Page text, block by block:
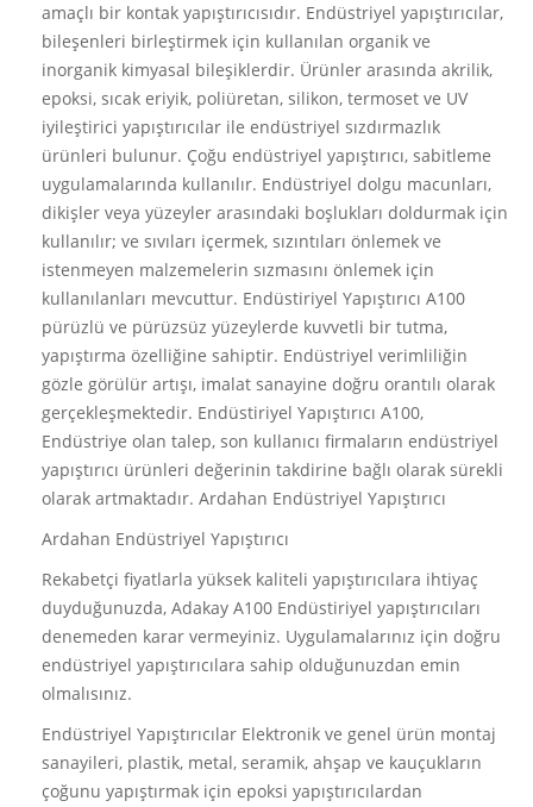
amaçlı bir kontak yapıştırıcısıdır. Endüstriyel yapıştırıcılar,
bileşenleri birleştirmek için kullanılan organik ve
inorganik kimyasal bileşiklerdir. Ürünler arasında akrilik,
epoksi, sıcak eriyik, poliüretan, silikon, termoset ve UV
iyileştirici yapıştırıcılar ile endüstriyel sızdırmazlık
ürünleri bulunur. Çoğu endüstriyel yapıştırıcı, sabitleme
uygulamalarında kullanılır. Endüstriyel dolgu macunları,
dikişler veya yüzeyler arasındaki boşlukları doldurmak için
kullanılır; ve sıvıları içermek, sızıntıları önlemek ve
istenmeyen malzemelerin sızmasını önlemek için
kullanılanları mevcuttur. Endüstiriyel Yapıştırıcı A100
pürüzlü ve pürüzsüz yüzeylerde kuvvetli bir tutma,
yapıştırma özelliğine sahiptir. Endüstriyel verimliliğin
gözle görülür artışı, imalat sanayine doğru orantılı olarak
gerçekleşmektedir. Endüstiriyel Yapıştırıcı A100,
Endüstriye olan talep, son kullanıcı firmaların endüstriyel
yapıştırıcı ürünleri değerinin takdirine bağlı olarak sürekli
olarak artmaktadır. Ardahan Endüstriyel Yapıştırıcı
Ardahan Endüstriyel Yapıştırıcı
Rekabetçi fiyatlarla yüksek kaliteli yapıştırıcılara ihtiyaç
duyduğunuzda, Adakay A100 Endüstiriyel yapıştırıcıları
denemeden karar vermeyiniz. Uygulamalarınız için doğru
endüstriyel yapıştırıcılara sahip olduğunuzdan emin
olmalısınız.
Endüstriyel Yapıştırıcılar Elektronik ve genel ürün montaj
sanayileri, plastik, metal, seramik, ahşap ve kauçukların
çoğunu yapıştırmak için epoksi yapıştırıcılardan